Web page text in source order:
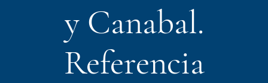
y Canabal.
Referencia